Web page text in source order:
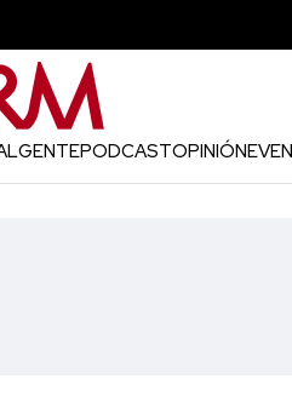
GENTEPODCASTOPINIÓN